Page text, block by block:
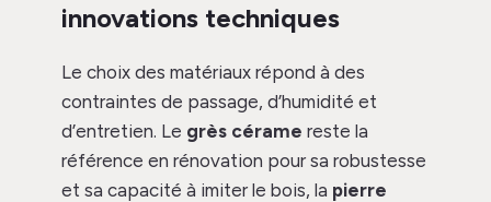
innovations techniques
Le choix des matériaux répond à des
contraintes de passage, d’humidité et
d’entretien. Le grès cérame reste la
référence en rénovation pour sa robustesse
et sa capacité à imiter le bois, la pierre